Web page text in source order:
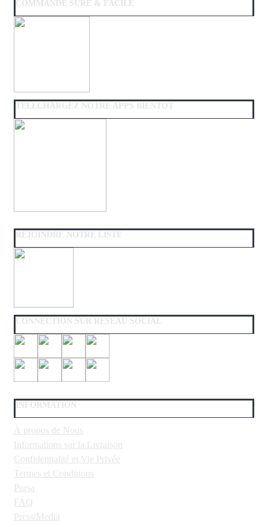
COMMANDE SURE & FACILE
TELECHARGEZ NOTRE APPS BIENTOT
REJOINDRE NOTRE LISTE
CONNECTION SUR RESEAU SOCIAL
INFORMATION
À propos de Nous
Informations sur la Livraison
Confidentialité et Vie Privée
Termes et Conditions
Pursa
FAQ
Press/Media